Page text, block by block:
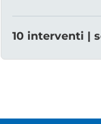
10 interventi |